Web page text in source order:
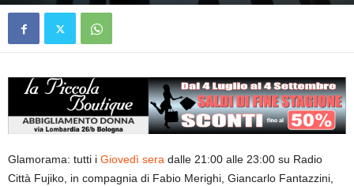
Glamorama: tutti i Giovedì sera dalle 21:00 alle 23:00 su Radio
Città Fujiko, in compagnia di Fabio Merighi, Giancarlo Fantazzini,